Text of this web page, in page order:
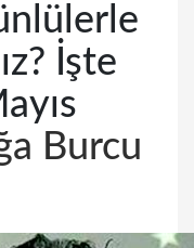
İşte
Burcu